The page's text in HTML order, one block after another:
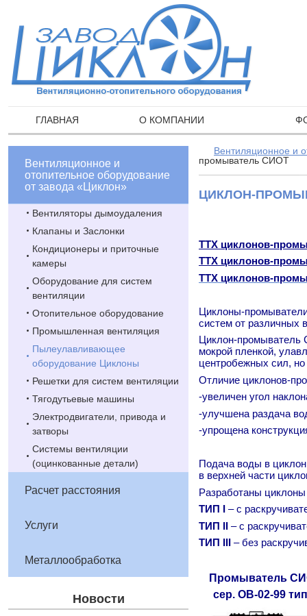
ГЛАВНАЯ О КОМПАНИИ
Вентиляционное и
отопительное оборудование
от завода «Циклон»
Вентиляторы дымоудаления
Клапаны и Заслонки
Кондиционеры и приточные
камеры
Оборудование для систем
вентиляции
Отопительное оборудование
Промышленная вентиляция
Пылеулавливающее
оборудование Циклоны
Решетки для систем вентиляции
Тягодутьевые машины
Электродвигатели, привода и
затворы
Системы вентиляции
(оцинкованные детали)
Расчет расстояния
Услуги
Металлообработка
Новости
Вентиляционное и
промыватель СИОТ
ЦИКЛОН-
ТТХ циклонов-
ТТХ циклонов-
ТТХ циклонов-
Циклоны-
систем от различных
Циклон-промыватель
мокрой пленкой,
центробежных сил,
Отличие циклонов-
-увеличен угол
-улучшена раздача
-упрощена
Подача воды в
в верхней части
Разработаны циклоны
ТИП I – с
ТИП II – с
ТИП III – без
Промыватель
сер. ОВ-02-99